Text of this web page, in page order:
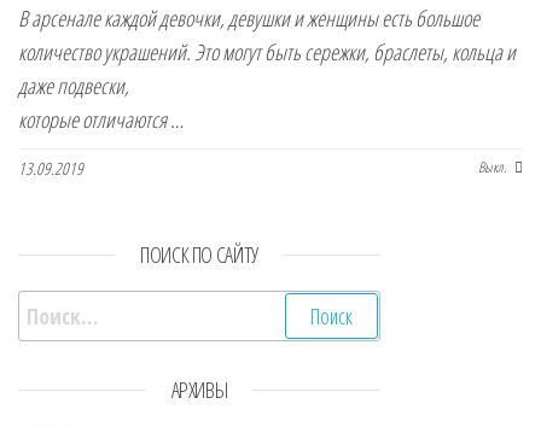
В арсенале каждой девочки, девушки и женщины есть большое
количество украшений. Это могут быть сережки, браслеты, кольца и
даже подвески,
которые отличаются …
13.09.2019 Выкл.
ПОИСК ПО САЙТУ
Найти:
АРХИВЫ